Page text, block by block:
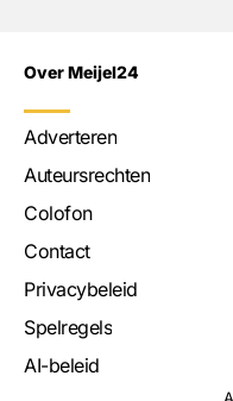
Over Meijel24
Adverteren
Auteursrechten
Colofon
Contact
Privacybeleid
Spelregels
AI-beleid